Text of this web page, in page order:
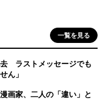
一覧を見る
ラストメッセージでも
ん」
画家、二人の「違い」と